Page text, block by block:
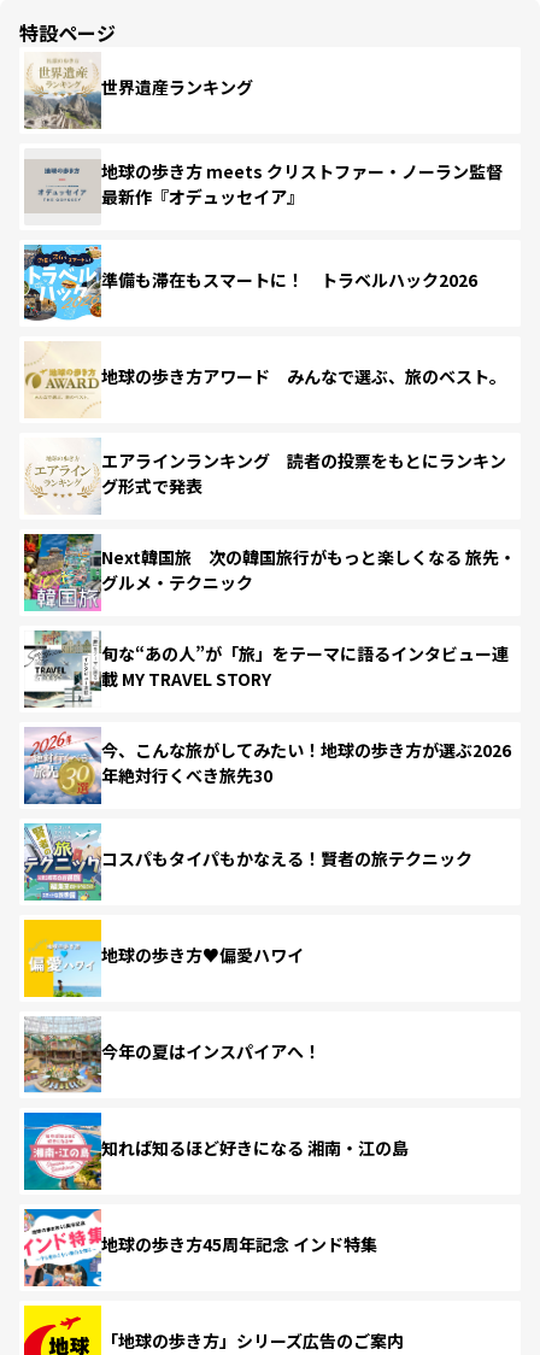
特設ページ
世界遺産ランキング
地球の歩き方 meets クリストファー・ノーラン監督
最新作『オデュッセイア』
準備も滞在もスマートに！ トラベルハック2026
地球の歩き方アワード みんなで選ぶ、旅のベスト。
エアラインランキング 読者の投票をもとにランキン
グ形式で発表
Next韓国旅 次の韓国旅行がもっと楽しくなる 旅先・
グルメ・テクニック
旬な“あの人”が「旅」をテーマに語るインタビュー連
載 MY TRAVEL STORY
今、こんな旅がしてみたい！地球の歩き方が選ぶ2026
年絶対行くべき旅先30
コスパもタイパもかなえる！賢者の旅テクニック
地球の歩き方♥偏愛ハワイ
今年の夏はインスパイアへ！
知れば知るほど好きになる 湘南・江の島
地球の歩き方45周年記念 インド特集
「地球の歩き方」シリーズ広告のご案内